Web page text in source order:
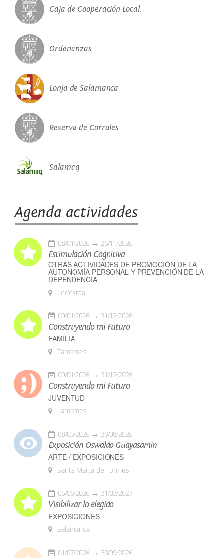
Para más información:
IV Plan de Empleo Juvenil
Universitario
Diputación de Málaga como El Polo Digital de Málaga, el
Museo del VideoJuego y la Térmica de Málaga.
Caja de Cooperación Local.
Ordenanzas
Lonja de Salamanca
Reserva de Corrales
Salamaq
Agenda actividades
08/01/2026 26/11/2026
Estimulación Cognitiva
OTRAS ACTIVIDADES DE PROMOCIÓN DE LA
AUTONOMÍA PERSONAL Y PREVENCIÓN DE LA
DEPENDENCIA
Ledesma
09/01/2026 31/12/2026
Construyendo mi Futuro
FAMILIA
Tamames
09/01/2026 31/12/2026
Construyendo mi Futuro
JUVENTUD
Tamames
08/05/2026 30/08/2026
Exposición Oswaldo Guayasamín
ARTE / EXPOSICIONES
Santa Marta de Tormes
05/06/2026 31/03/2027
Visibilizar lo elegido
EXPOSICIONES
Salamanca
01/07/2026 30/09/2026